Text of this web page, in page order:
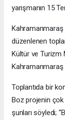
yarışmanın 15
Kahramanmaraş
düzenlenen
Kültür ve Turizm
Kahramanmaraş
Toplantıda bir
Boz projenin
şunları söyledi;